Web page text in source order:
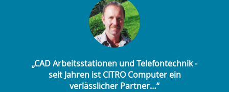
„CAD Arbeitsstationen und Telefontechnik -
seit Jahren ist CITRO Computer ein
verlässlicher Partner…“